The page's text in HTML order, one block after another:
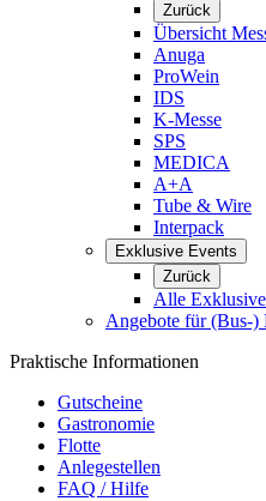
Zurück
Übersicht
Anuga
ProWein
IDS
K-Messe
SPS
MEDICA
A+A
Tube & Wire
Interpack
Exklusive Events
Zurück
Alle
Angebote für (Bus-)
Praktische Informationen
Gutscheine
Gastronomie
Flotte
Anlegestellen
FAQ / Hilfe